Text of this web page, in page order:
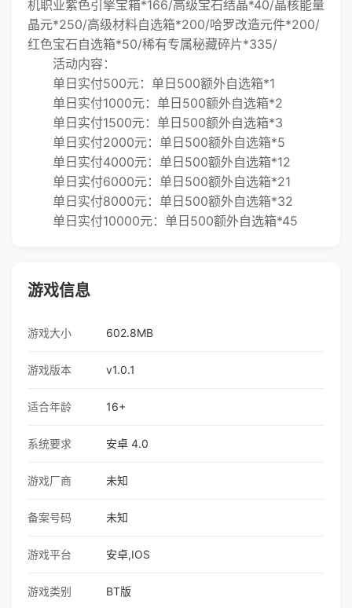
机职业紫色引擎宝箱*166/高级宝石结晶*40/晶核能量
晶元*250/高级材料自选箱*200/哈罗改造元件*200/
红色宝石自选箱*50/稀有专属秘藏碎片*335/
活动内容：
单日实付500元：单日500额外自选箱*1
单日实付1000元：单日500额外自选箱*2
单日实付1500元：单日500额外自选箱*3
单日实付2000元：单日500额外自选箱*5
单日实付4000元：单日500额外自选箱*12
单日实付6000元：单日500额外自选箱*21
单日实付8000元：单日500额外自选箱*32
单日实付10000元：单日500额外自选箱*45
游戏信息
游戏大小 602.8MB
游戏版本 v1.0.1
适合年龄 16+
系统要求 安卓 4.0
游戏厂商 未知
备案号码 未知
游戏平台 安卓,IOS
游戏类别 BT版